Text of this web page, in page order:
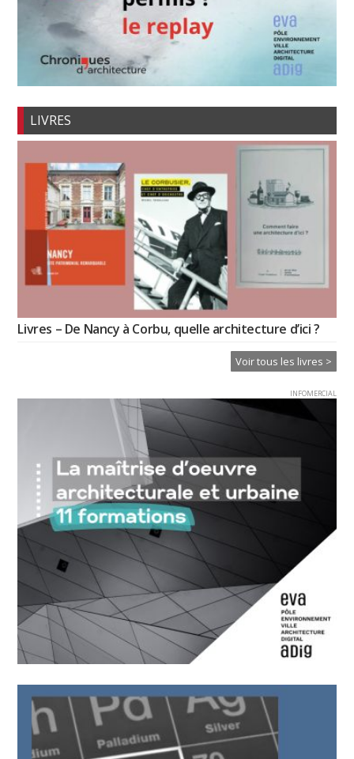
LIVRES
Livres – De Nancy à Corbu, quelle architecture d’ici ?
Voir tous les livres >
INFOMERCIAL